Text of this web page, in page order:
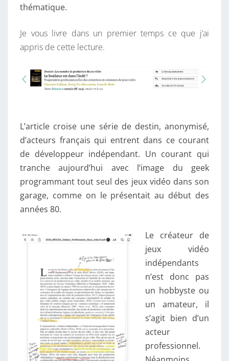
R
J
V
I
D
É
O
I
É
N
T
thématique.
Je vous livre dans un premier temps ce que j’ai
appris de cette lecture.
L’article croise une série de destin, anonymisé,
d’acteurs français qui entrent dans ce courant
de développeur indépendant. Un courant qui
tranche aujourd’hui avec l’image du geek
programmant tout seul des jeux vidéo dans son
garage, comme on le présentait au début des
années 80.
Le créateur de
jeux vidéo
indépendants
n’est donc pas
un hobbyste ou
un amateur, il
s’agit bien d’un
acteur
professionnel.